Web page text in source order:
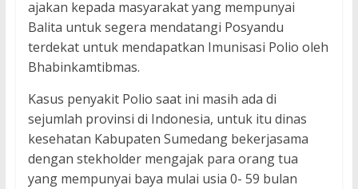
ajakan kepada masyarakat yang mempunyai
Balita untuk segera mendatangi Posyandu
terdekat untuk mendapatkan Imunisasi Polio oleh
Bhabinkamtibmas.
Kasus penyakit Polio saat ini masih ada di
sejumlah provinsi di Indonesia, untuk itu dinas
kesehatan Kabupaten Sumedang bekerjasama
dengan stekholder mengajak para orang tua
yang mempunyai baya mulai usia 0- 59 bulan